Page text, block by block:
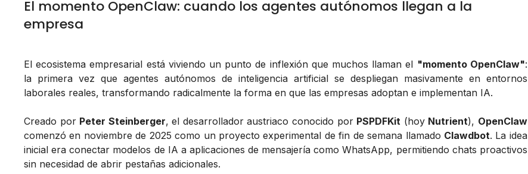
El momento OpenClaw: cuando los agentes autónomos llegan a la
empresa
El ecosistema empresarial está viviendo un punto de inflexión que muchos llaman el "momento OpenClaw":
la primera vez que agentes autónomos de inteligencia artificial se despliegan masivamente en entornos
laborales reales, transformando radicalmente la forma en que las empresas adoptan e implementan IA.
Creado por Peter Steinberger, el desarrollador austriaco conocido por PSPDFKit (hoy Nutrient), OpenClaw
comenzó en noviembre de 2025 como un proyecto experimental de fin de semana llamado Clawdbot. La idea
inicial era conectar modelos de IA a aplicaciones de mensajería como WhatsApp, permitiendo chats proactivos
sin necesidad de abrir pestañas adicionales.